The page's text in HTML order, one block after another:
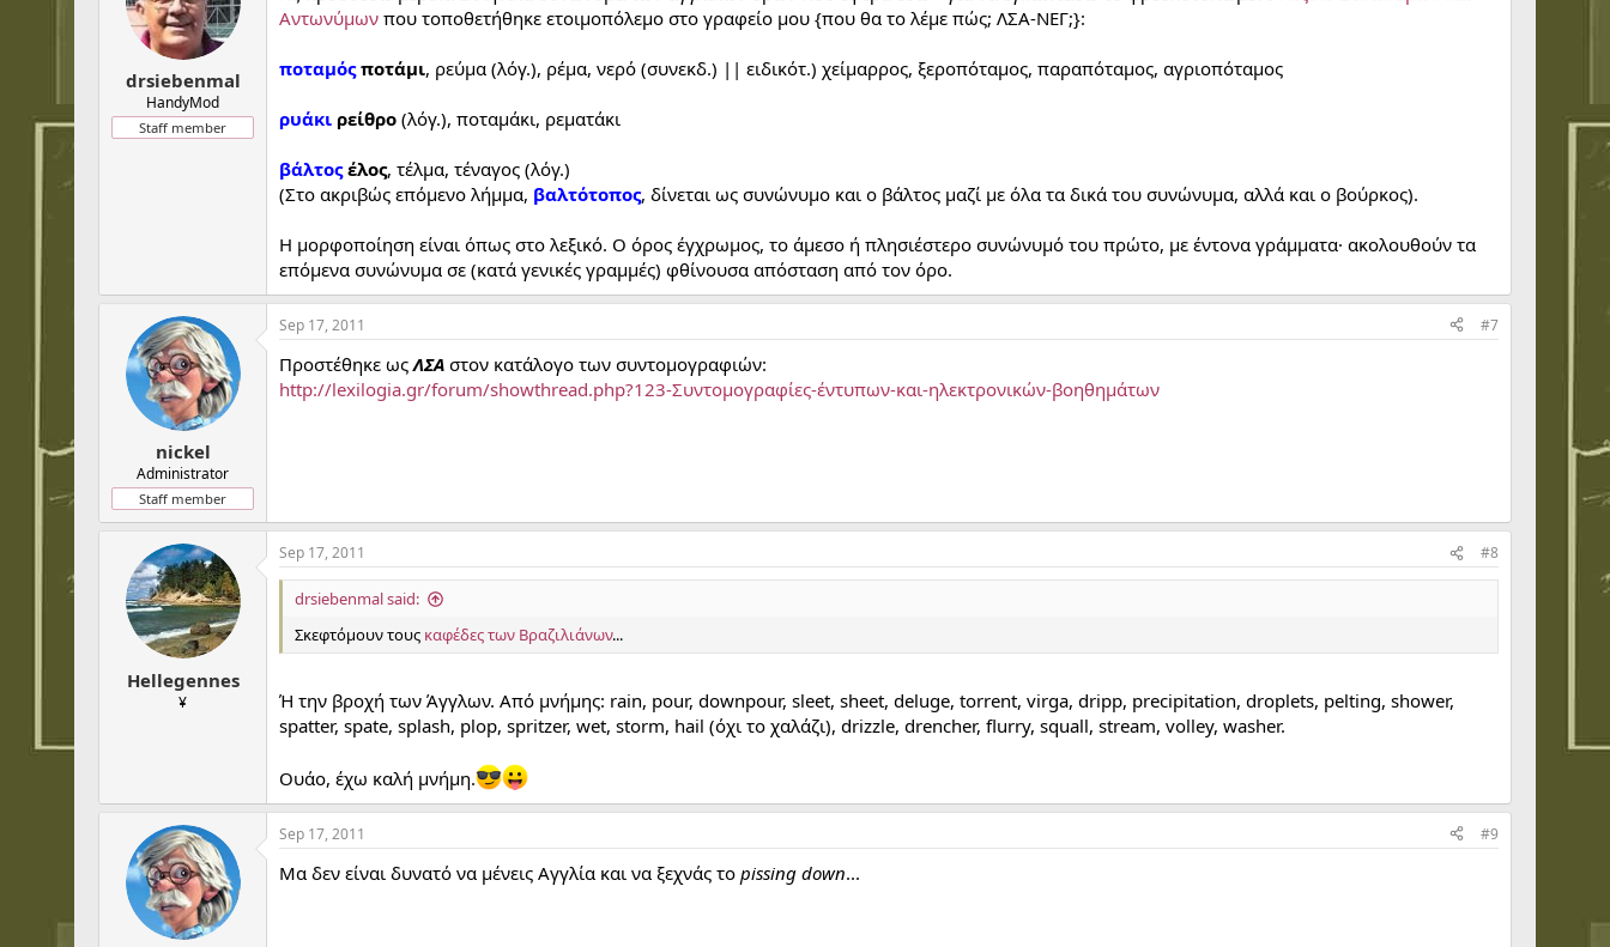
drsiebenmal
HandyMod
Staff member
Αντωνύμων που τοποθετήθηκε ετοιμοπόλεμο στο γραφείο μου {που θα το λέμε πώς; ΛΣΑ-ΝΕΓ;}:
ποταμός ποτάμι, ρεύμα (λόγ.), ρέμα, νερό (συνεκδ.) || ειδικότ.) χείμαρρος, ξεροπόταμος, παραπόταμος, αγριοπόταμος
ρυάκι ρείθρο (λόγ.), ποταμάκι, ρεματάκι
βάλτος έλος, τέλμα, τέναγος (λόγ.)
(Στο ακριβώς επόμενο λήμμα, βαλτότοπος, δίνεται ως συνώνυμο και ο βάλτος μαζί με όλα τα δικά του συνώνυμα, αλλά και ο βούρκος).
Η μορφοποίηση είναι όπως στο λεξικό. Ο όρος έγχρωμος, το άμεσο ή πλησιέστερο συνώνυμό του πρώτο, με έντονα γράμματα· ακολουθούν τα
επόμενα συνώνυμα σε (κατά γενικές γραμμές) φθίνουσα απόσταση από τον όρο.
nickel
Administrator
Staff member
Sep 17, 2011 #7
Προστέθηκε ωςΛΣΑ στον κατάλογο των συντομογραφιών:
http://lexilogia.gr/forum/showthread.php?123-Συντομογραφίες-έντυπων-και-ηλεκτρονικών-βοηθημάτων
Hellegennes
¥
Sep 17, 2011 #8
drsiebenmal said:
Σκεφτόμουν τους καφέδες των Βραζιλιάνων...
Ή την βροχή των Άγγλων. Από μνήμης: rain, pour, downpour, sleet, sheet, deluge, torrent, virga, dripp, precipitation, droplets, pelting, shower,
spatter, spate, splash, plop, spritzer, wet, storm, hail (όχι το χαλάζι), drizzle, drencher, flurry, squall, stream, volley, washer.
Ουάο, έχω καλή μνήμη.
Sep 17, 2011 #9
Μα δεν είναι δυνατό να μένεις Αγγλία και να ξεχνάς το pissing down...